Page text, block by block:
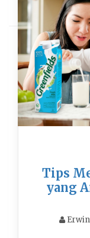
Tips
yang
Erwin